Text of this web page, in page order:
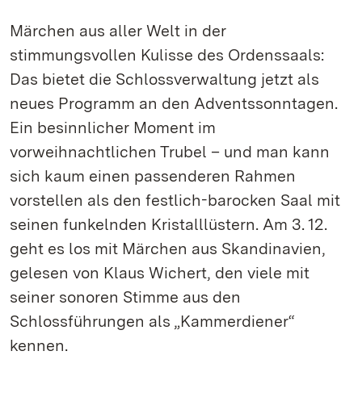
Märchen aus aller Welt in der
stimmungsvollen Kulisse des Ordenssaals:
Das bietet die Schlossverwaltung jetzt als
neues Programm an den Adventssonntagen.
Ein besinnlicher Moment im
vorweihnachtlichen Trubel – und man kann
sich kaum einen passenderen Rahmen
vorstellen als den festlich-barocken Saal mit
seinen funkelnden Kristalllüstern. Am 3. 12.
geht es los mit Märchen aus Skandinavien,
gelesen von Klaus Wichert, den viele mit
seiner sonoren Stimme aus den
Schlossführungen als „Kammerdiener“
kennen.